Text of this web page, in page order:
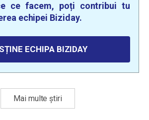
ce facem, poți contribui tu
echipei Biziday.
ECHIPA BIZIDAY
Mai multe știri